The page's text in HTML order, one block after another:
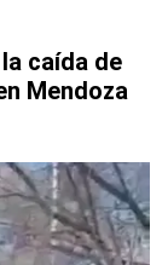
caída de
Mendoza